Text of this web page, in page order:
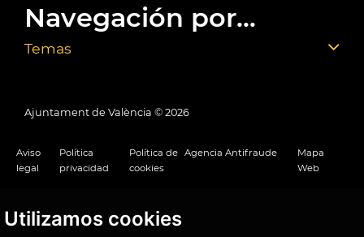
Utilizamos cookies
Navegación por...
Temas
Ajuntament de València © 2026
Aviso
legal
Política
privacidad
Política de
cookies
Agencia Antifraude
Mapa
Web